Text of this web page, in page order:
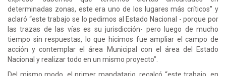
determinadas zonas, este era uno de los lugares más críticos” y
aclaró “este trabajo se lo pedimos al Estado Nacional - porque por
las trazas de las vías es su jurisdicción- pero luego de mucho
tiempo sin respuestas, lo que hicimos fue ampliar el campo de
acción y contemplar el área Municipal con el área del Estado
Nacional y realizar todo en un mismo proyecto”.
Del mismo modo, el primer mandatario, recalcó “este trabajo, en